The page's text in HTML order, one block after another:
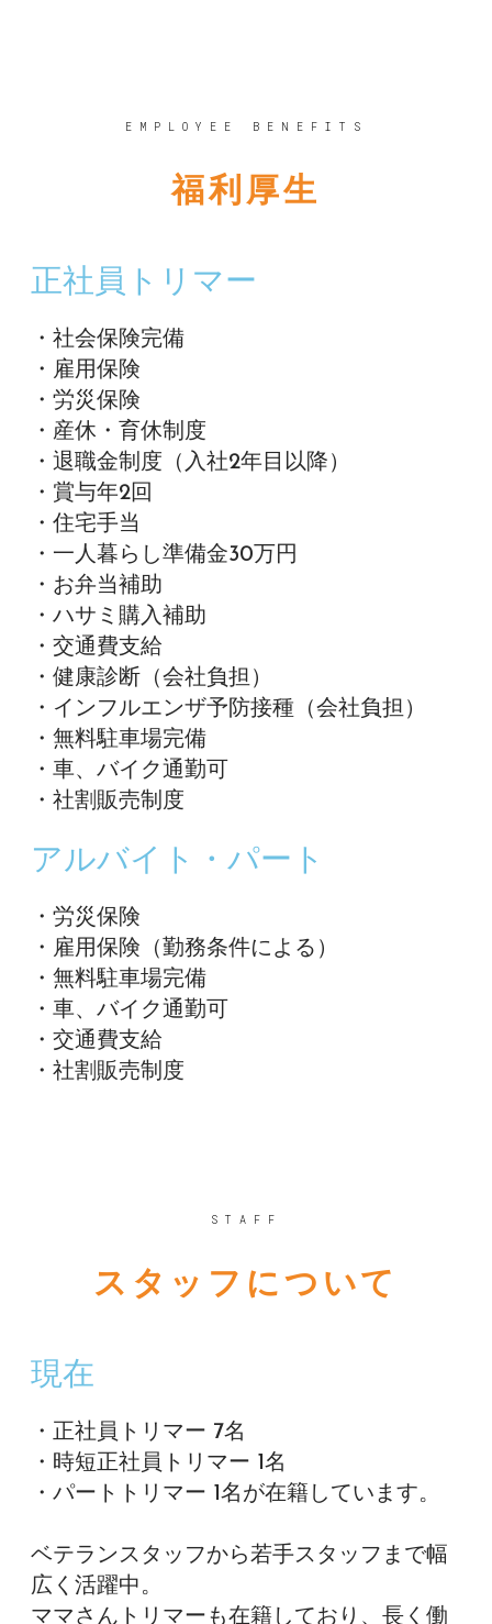
EMPLOYEE BENEFITS
福利厚生
正社員トリマー
・社会保険完備
・雇用保険
・労災保険
・産休・育休制度
・退職金制度（入社2年目以降）
・賞与年2回
・住宅手当
・一人暮らし準備金30万円
・お弁当補助
・ハサミ購入補助
・交通費支給
・健康診断（会社負担）
・インフルエンザ予防接種（会社負担）
・無料駐車場完備
・車、バイク通勤可
・社割販売制度
アルバイト・パート
・労災保険
・雇用保険（勤務条件による）
・無料駐車場完備
・車、バイク通勤可
・交通費支給
・社割販売制度
STAFF
スタッフについて
現在
・正社員トリマー 7名
・時短正社員トリマー 1名
・パートトリマー 1名が在籍しています。
ベテランスタッフから若手スタッフまで幅
広く活躍中。
ママさんトリマーも在籍しており、長く働